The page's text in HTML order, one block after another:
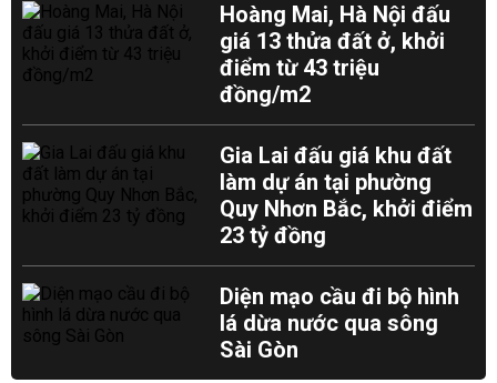
Hoàng Mai, Hà Nội đấu
giá 13 thửa đất ở, khởi
điểm từ 43 triệu
đồng/m2
Gia Lai đấu giá khu đất
làm dự án tại phường
Quy Nhơn Bắc, khởi điểm
23 tỷ đồng
Diện mạo cầu đi bộ hình
lá dừa nước qua sông
Sài Gòn